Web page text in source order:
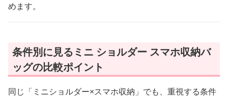
めます。
条件別に見るミニ ショルダー スマホ収納バ
ッグの比較ポイント
同じ「ミニショルダー×スマホ収納」でも、重視する条件